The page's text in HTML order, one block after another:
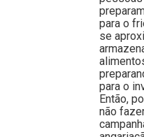
para o
se
para o
Então,
não